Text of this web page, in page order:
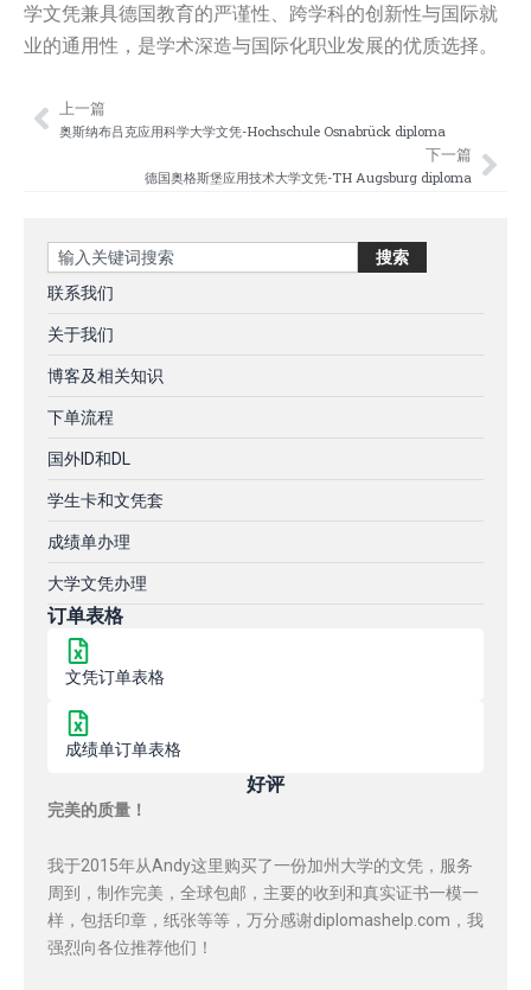
学文凭兼具德国教育的严谨性、跨学科的创新性与国际就
业的通用性，是学术深造与国际化职业发展的优质选择。
Prev
上一篇
奥斯纳布吕克应用科学大学文凭-Hochschule Osnabrück diploma
下一篇
德国奥格斯堡应用技术大学文凭-TH Augsburg diploma
Search 搜索
联系我们
关于我们
博客及相关知识
下单流程
国外ID和DL
学生卡和文凭套
成绩单办理
大学文凭办理
订单表格
文凭订单表格
成绩单订单表格
好评
完美的质量！
我于2015年从Andy这里购买了一份加州大学的文凭，服务
周到，制作完美，全球包邮，主要的收到和真实证书一模一
样，包括印章，纸张等等，万分感谢diplomashelp.com，我
强烈向各位推荐他们！